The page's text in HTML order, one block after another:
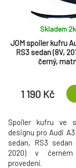
JOM spoiler kufru
RS3 sedan (8V,
černý,
Skladem 2
1 190 Kč
Spoiler kufru ve
designu pro Audi
sedan, RS3 sedan
2020) v černém
provedení.